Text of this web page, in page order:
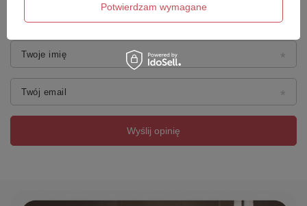
Twoje imię
Twój email
Wyślij opinię
Potwierdzam wymagane